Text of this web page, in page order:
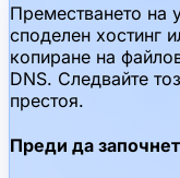
Преместването на
споделен хостинг
копиране на
DNS. Следвайте
престоя.
Преди да